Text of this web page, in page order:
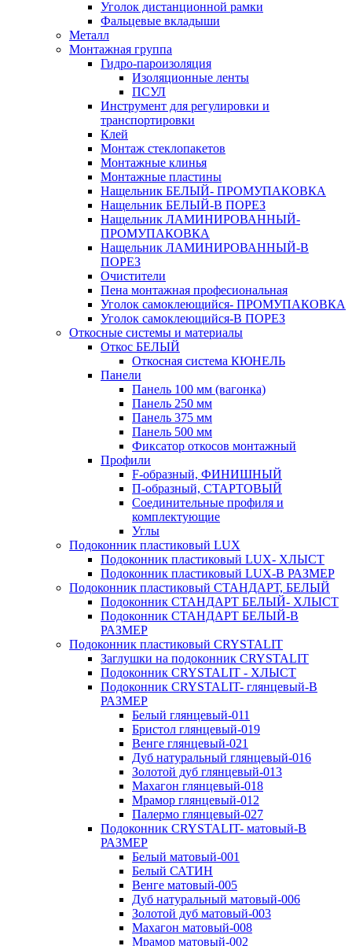
Уголок дистанционной рамки
Фальцевые вкладыши
Металл
Монтажная группа
Гидро-пароизоляция
Изоляционные ленты
ПСУЛ
Инструмент для регулировки и
транспортировки
Клей
Монтаж стеклопакетов
Монтажные клинья
Монтажные пластины
Нащельник БЕЛЫЙ- ПРОМУПАКОВКА
Нащельник БЕЛЫЙ-В ПОРЕЗ
Нащельник ЛАМИНИРОВАННЫЙ-
ПРОМУПАКОВКА
Нащельник ЛАМИНИРОВАННЫЙ-В
ПОРЕЗ
Очистители
Пена монтажная професиональная
Уголок самоклеющийся- ПРОМУПАКОВКА
Уголок самоклеющийся-В ПОРЕЗ
Откосные системы и материалы
Откос БЕЛЫЙ
Откосная система КЮНЕЛЬ
Панели
Панель 100 мм (вагонка)
Панель 250 мм
Панель 375 мм
Панель 500 мм
Фиксатор откосов монтажный
Профили
F-образный, ФИНИШНЫЙ
П-образный, СТАРТОВЫЙ
Соединительные профиля и
комплектующие
Углы
Подоконник пластиковый LUX
Подоконник пластиковый LUX- ХЛЫСТ
Подоконник пластиковый LUX-В РАЗМЕР
Подоконник пластиковый СТАНДАРТ, БЕЛЫЙ
Подоконник СТАНДАРТ БЕЛЫЙ- ХЛЫСТ
Подоконник СТАНДАРТ БЕЛЫЙ-В
РАЗМЕР
Подоконник пластиковый CRYSTALIT
Заглушки на подоконник CRYSTALIT
Подоконник CRYSTALIT - ХЛЫСТ
Подоконник CRYSTALIT- глянцевый-В
РАЗМЕР
Белый глянцевый-011
Бристол глянцевый-019
Венге глянцевый-021
Дуб натуральный глянцевый-016
Золотой дуб глянцевый-013
Махагон глянцевый-018
Мрамор глянцевый-012
Палермо глянцевый-027
Подоконник CRYSTALIT- матовый-В
РАЗМЕР
Белый матовый-001
Белый САТИН
Венге матовый-005
Дуб натуральный матовый-006
Золотой дуб матовый-003
Махагон матовый-008
Мрамор матовый-002